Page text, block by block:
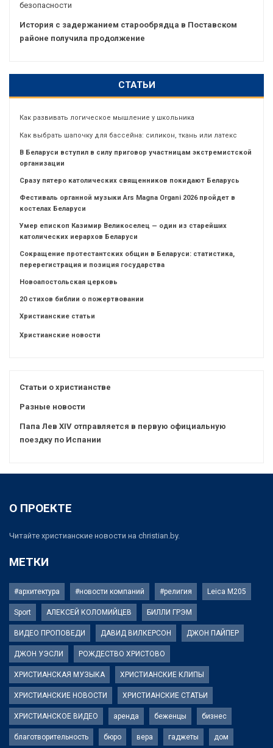
безопасности
История с задержанием старообрядца в Поставском
районе получила продолжение
СТАТЬИ
Как развивать логическое мышление у школьника
Как выбрать шапочку для бассейна: силикон, ткань или латекс
В Беларуси вступил в силу приговор участницам экстремистской
организации
Сразу пятеро католических священников покидают Беларусь
Фестиваль органной музыки Ars Magna Organi 2026 пройдет в
костелах Беларуси
Умер епископ Казимир Великоселец — один из старейших
католических иерархов Беларуси
Сокращение протестантских общин в Беларуси: статистика,
перерегистрация и позиция государства
Новоапостольская церковь
20 стихов библии о пожертвовании
Христианские статьи
Христианские новости
Статьи о христианстве
Разные новости
Папа Лев XIV отправляется в первую официальную
поездку по Испании
О ПРОЕКТЕ
Читайте христианские новости на christian.by.
МЕТКИ
#архитектура #новости компаний #религия Leica M205
Sport АЛЕКСЕЙ КОЛОМИЙЦЕВ БИЛЛИ ГРЭМ
ВИДЕО ПРОПОВЕДИ ДАВИД ВИЛКЕРСОН ДЖОН ПАЙПЕР
ДЖОН УЭСЛИ РОЖДЕСТВО ХРИСТОВО
ХРИСТИАНСКАЯ МУЗЫКА ХРИСТИАНСКИЕ КЛИПЫ
ХРИСТИАНСКИЕ НОВОСТИ ХРИСТИАНСКИЕ СТАТЬИ
ХРИСТИАНСКОЕ ВИДЕО аренда беженцы бизнес
благотворительность бюро вера гаджеты дом